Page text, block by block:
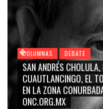
COLUMNAS DEBATE
GRACE PALOMARES,
CARMEN SALINAS “LA
BLANCO, SILVIA PINAL:
RIDICULIZACIÓN DE LA